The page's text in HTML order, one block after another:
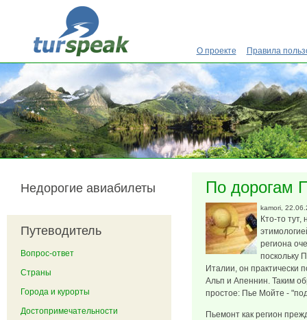
Перейти к основному содержанию
О проекте Правила
По дорогам
kamori ,
Кто-то тут,
региона
поскольку
Италии, он практически
Альп и Апеннин. Таким
простое: Пье Мойте -
Пьемонт как регион
Недорогие авиабилеты
Путеводитель
Вопрос-ответ
Страны
Города и курорты
Достопримечательности